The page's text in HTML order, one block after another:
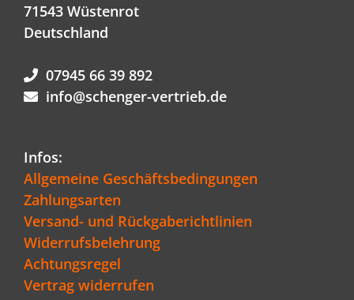
71543 Wüstenrot
Deutschland
07945 66 39 892
info@schenger-vertrieb.de
Infos:
Allgemeine Geschäftsbedingungen
Zahlungsarten
Versand- und Rückgaberichtlinien
Widerrufsbelehrung
Achtungsregel
Vertrag widerrufen